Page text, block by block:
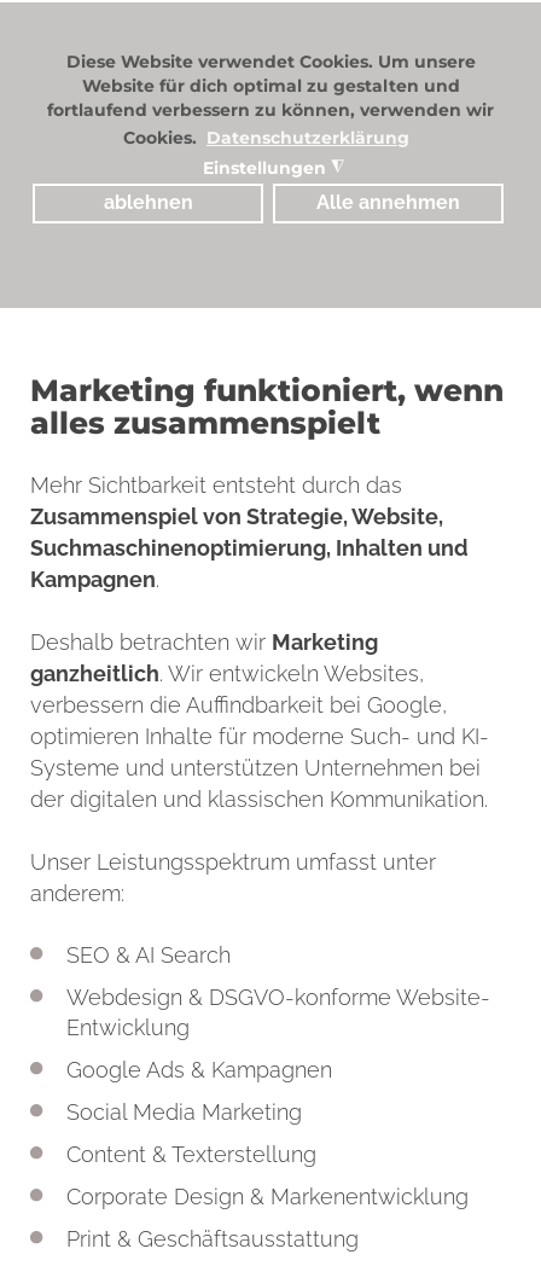
Diese Website verwendet Cookies. Um unsere
Website für dich optimal zu gestalten und
fortlaufend verbessern zu können, verwenden wir
Cookies. Datenschutzerklärung
Einstellungen ◮
ablehnen Alle annehmen
Marketing funktioniert, wenn
alles zusammenspielt
Mehr Sichtbarkeit entsteht durch das
Zusammenspiel von Strategie, Website,
Suchmaschinenoptimierung, Inhalten und
Kampagnen.
Deshalb betrachten wir Marketing
ganzheitlich. Wir entwickeln Websites,
verbessern die Auffindbarkeit bei Google,
optimieren Inhalte für moderne Such- und KI-
Systeme und unterstützen Unternehmen bei
der digitalen und klassischen Kommunikation.
Unser Leistungsspektrum umfasst unter
anderem:
SEO & AI Search
Webdesign & DSGVO-konforme Website-
Entwicklung
Google Ads & Kampagnen
Social Media Marketing
Content & Texterstellung
Corporate Design & Markenentwicklung
Print & Geschäftsausstattung